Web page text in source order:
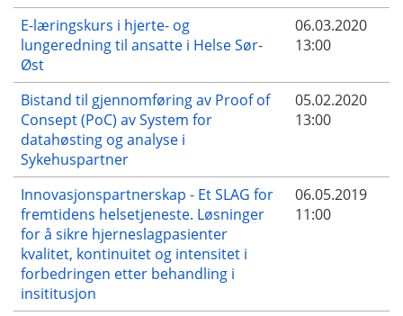
E-læringskurs i hjerte- og
lungeredning til ansatte i Helse Sør-
Øst
06.03.2020
13:00
Bistand til gjennomføring av Proof of
Consept (PoC) av System for
datahøsting og analyse i
Sykehuspartner
05.02.2020
13:00
Innovasjonspartnerskap - Et SLAG for
fremtidens helsetjeneste. Løsninger
for å sikre hjerneslagpasienter
kvalitet, kontinuitet og intensitet i
forbedringen etter behandling i
insititusjon
06.05.2019
11:00